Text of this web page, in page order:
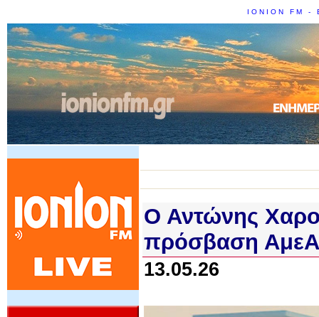
IONION FM -
Ο Αντώνης
πρόσβαση ΑμεΑ
13.05.26